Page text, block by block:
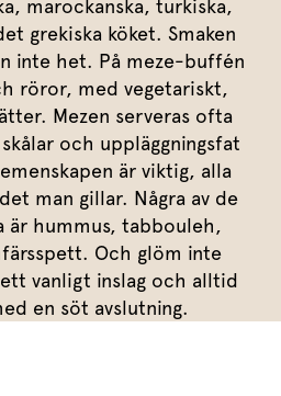
Marinad
Kryddsmör
Örtsalt & rub
Timjan
Oregano
Citronmeliss
Röd
Allt om sallat
Vårt sortiment
Våra färska örter
Vår sallat & gröna blad
Våra mikroörter & skott
vinägretten
gör salladen
marockanska, turkiska,
grekiska köket. Smaken
inte het. På meze-buffén
röror, med vegetariskt,
Mezen serveras ofta
och uppläggningsfat
är viktig, alla
man gillar. Några av de
är hummus, tabbouleh,
Och glöm inte
vanligt inslag och alltid
en söt avslutning.